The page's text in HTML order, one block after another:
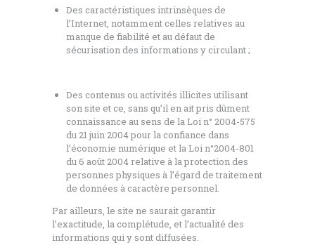
Des caractéristiques intrinsèques de
l’Internet, notamment celles relatives au
manque de fiabilité et au défaut de
sécurisation des informations y circulant ;
Des contenus ou activités illicites utilisant
son site et ce, sans qu’il en ait pris dûment
connaissance au sens de la Loi n° 2004-575
du 21 juin 2004 pour la confiance dans
l’économie numérique et la Loi n°2004-801
du 6 août 2004 relative à la protection des
personnes physiques à l’égard de traitement
de données à caractère personnel.
Par ailleurs, le site ne saurait garantir
l’exactitude, la complétude, et l’actualité des
informations qui y sont diffusées.